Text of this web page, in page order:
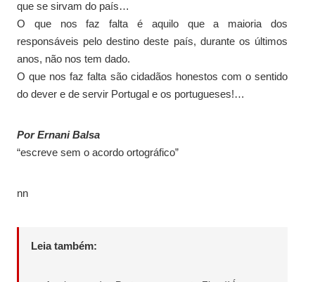
que se sirvam do país…
O que nos faz falta é aquilo que a maioria dos
responsáveis pelo destino deste país, durante os últimos
anos, não nos tem dado.
O que nos faz falta são cidadãos honestos com o sentido
do dever e de servir Portugal e os portugueses!…
Por Ernani Balsa
“escreve sem o acordo ortográfico”
nn
Leia também: